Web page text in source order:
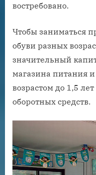
востребовано.
Чтобы заниматься
обуви разных
значительный
магазина питания
возрастом до 1,5
оборотных средств.